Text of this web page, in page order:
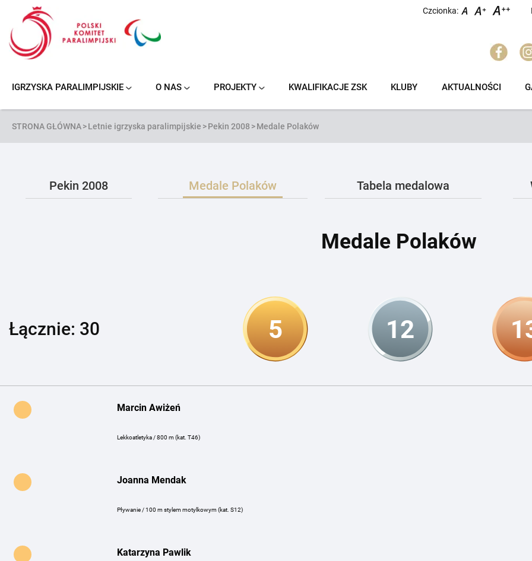
treści
Czcionka:
IGRZYSKA PARALIMPIJSKIE O NAS PROJEKTY KWALIFIKACJE ZSK KLUBY AKTUALNOŚCI
STRONA GŁÓWNA>Letnie igrzyska paralimpijskie >Pekin 2008 >Medale Polaków
Pekin 2008 Medale Polaków Tabela medalowa
Medale Polaków
Łącznie: 30 5 12
Marcin Awiżeń
Lekkoatletyka / 800 m (kat. T46)
Joanna Mendak
Pływanie / 100 m stylem motylkowym (kat. S12)
Katarzyna Pawlik